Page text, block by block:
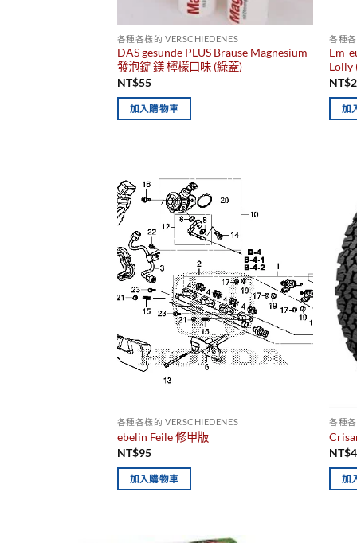
各種各樣的 VERSCHIEDENES
DAS gesunde PLUS Brause Magnesium
發泡錠 鎂 檸檬口味 (綠蓋)
NT$55
加入購物車
各種
Em-
Lolly
NT$
加
各種各樣的 VERSCHIEDENES
ebelin Feile 修甲版
NT$95
加入購物車
各種
NT$
加